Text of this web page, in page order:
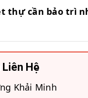
thự cần bảo trì
Hệ
Khải Minh